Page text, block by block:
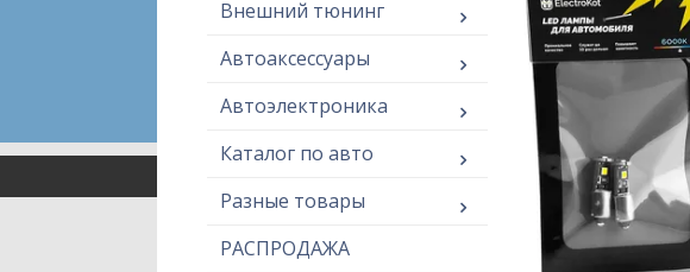
Внешний тюнинг
Автоаксессуары
Автоэлектроника
Каталог по авто
Разные товары
РАСПРОДАЖА